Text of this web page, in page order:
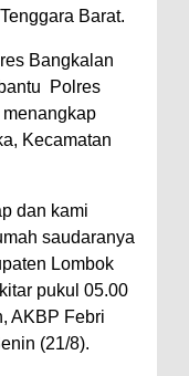
Barat.
Bangkalan
Polres
Kecamatan
dan kami
saudaranya
Lombok
pukul 05.00
AKBP Febri
(21/8).